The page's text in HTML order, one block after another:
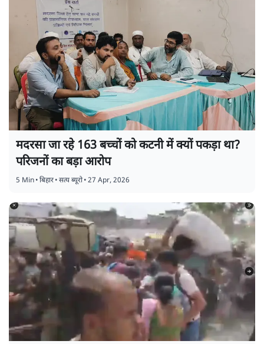
मदरसा जा रहे 163 बच्चों को कटनी में क्यों पकड़ा था?
परिजनों का बड़ा आरोप
5 Min•बिहार•सत्य ब्यूरो•27 Apr, 2026